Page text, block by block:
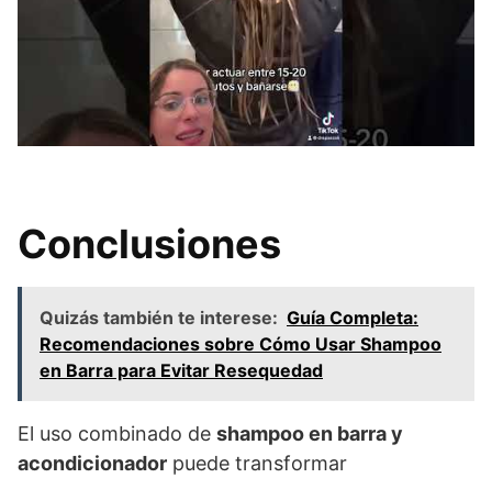
Conclusiones
Quizás también te interese: Guía Completa:
Recomendaciones sobre Cómo Usar Shampoo
en Barra para Evitar Resequedad
El uso combinado de shampoo en barra y
acondicionador puede transformar